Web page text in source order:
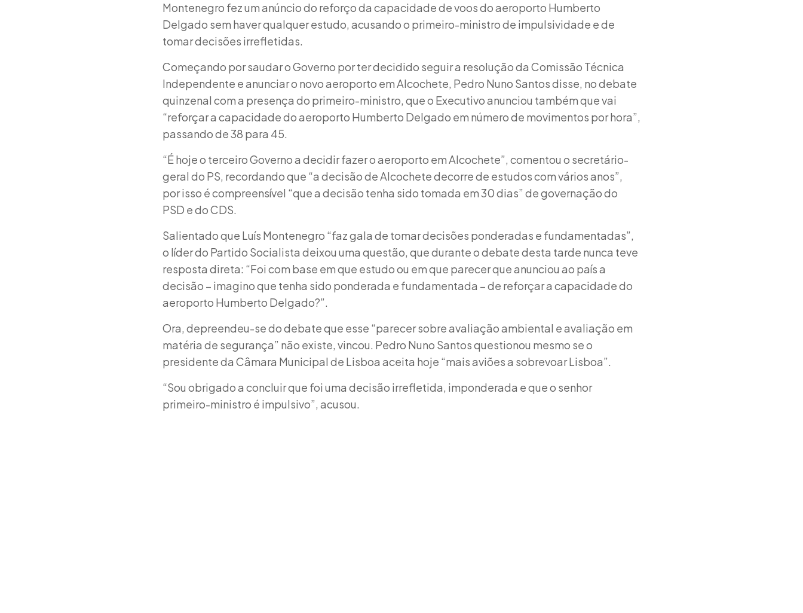
Montenegro fez um anúncio do reforço da capacidade de voos do aeroporto Humberto
Delgado sem haver qualquer estudo, acusando o primeiro-ministro de impulsividade e de
tomar decisões irrefletidas.
Começando por saudar o Governo por ter decidido seguir a resolução da Comissão Técnica
Independente e anunciar o novo aeroporto em Alcochete, Pedro Nuno Santos disse, no debate
quinzenal com a presença do primeiro-ministro, que o Executivo anunciou também que vai
“reforçar a capacidade do aeroporto Humberto Delgado em número de movimentos por hora”,
passando de 38 para 45.
“É hoje o terceiro Governo a decidir fazer o aeroporto em Alcochete”, comentou o secretário-
geral do PS, recordando que “a decisão de Alcochete decorre de estudos com vários anos”,
por isso é compreensível “que a decisão tenha sido tomada em 30 dias” de governação do
PSD e do CDS.
Salientado que Luís Montenegro “faz gala de tomar decisões ponderadas e fundamentadas”,
o líder do Partido Socialista deixou uma questão, que durante o debate desta tarde nunca teve
resposta direta: “Foi com base em que estudo ou em que parecer que anunciou ao país a
decisão – imagino que tenha sido ponderada e fundamentada – de reforçar a capacidade do
aeroporto Humberto Delgado?”.
Ora, depreendeu-se do debate que esse “parecer sobre avaliação ambiental e avaliação em
matéria de segurança” não existe, vincou. Pedro Nuno Santos questionou mesmo se o
presidente da Câmara Municipal de Lisboa aceita hoje “mais aviões a sobrevoar Lisboa”.
“Sou obrigado a concluir que foi uma decisão irrefletida, imponderada e que o senhor
primeiro-ministro é impulsivo”, acusou.